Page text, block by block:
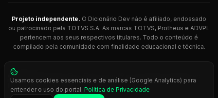
Projeto independente. O Dicionário Dev não é afiliado, endossado
ou patrocinado pela TOTVS S.A. As marcas TOTVS, Protheus e ADVPL
pertencem aos seus respectivos titulares. Todo o conteúdo é
compilado pela comunidade com finalidade educacional e técnica.
© 2026 Dicionário Dev. Feito com 💚 para desenvolvedores
Protheus.
Press Ctrl+K
Usamos cookies essenciais e de análise (Google Analytics) para
entender o uso do portal. Política de Privacidade